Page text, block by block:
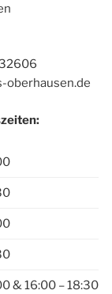
oberhausen.de
& 16:00 – 18:30